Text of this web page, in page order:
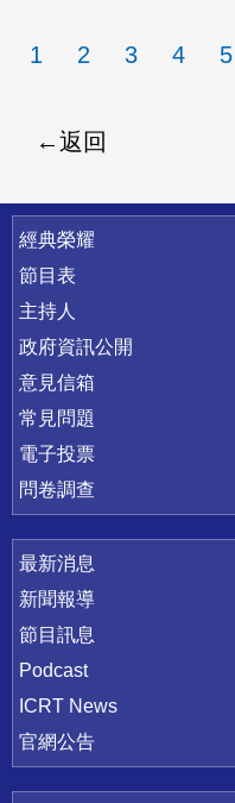
1 2 3 4 5
返回
快速連結
經典榮耀
節目表
主持人
政府資訊公開
意見信箱
常見問題
電子投票
問卷調查
最新消息
新聞報導
節目訊息
Podcast
ICRT News
官網公告